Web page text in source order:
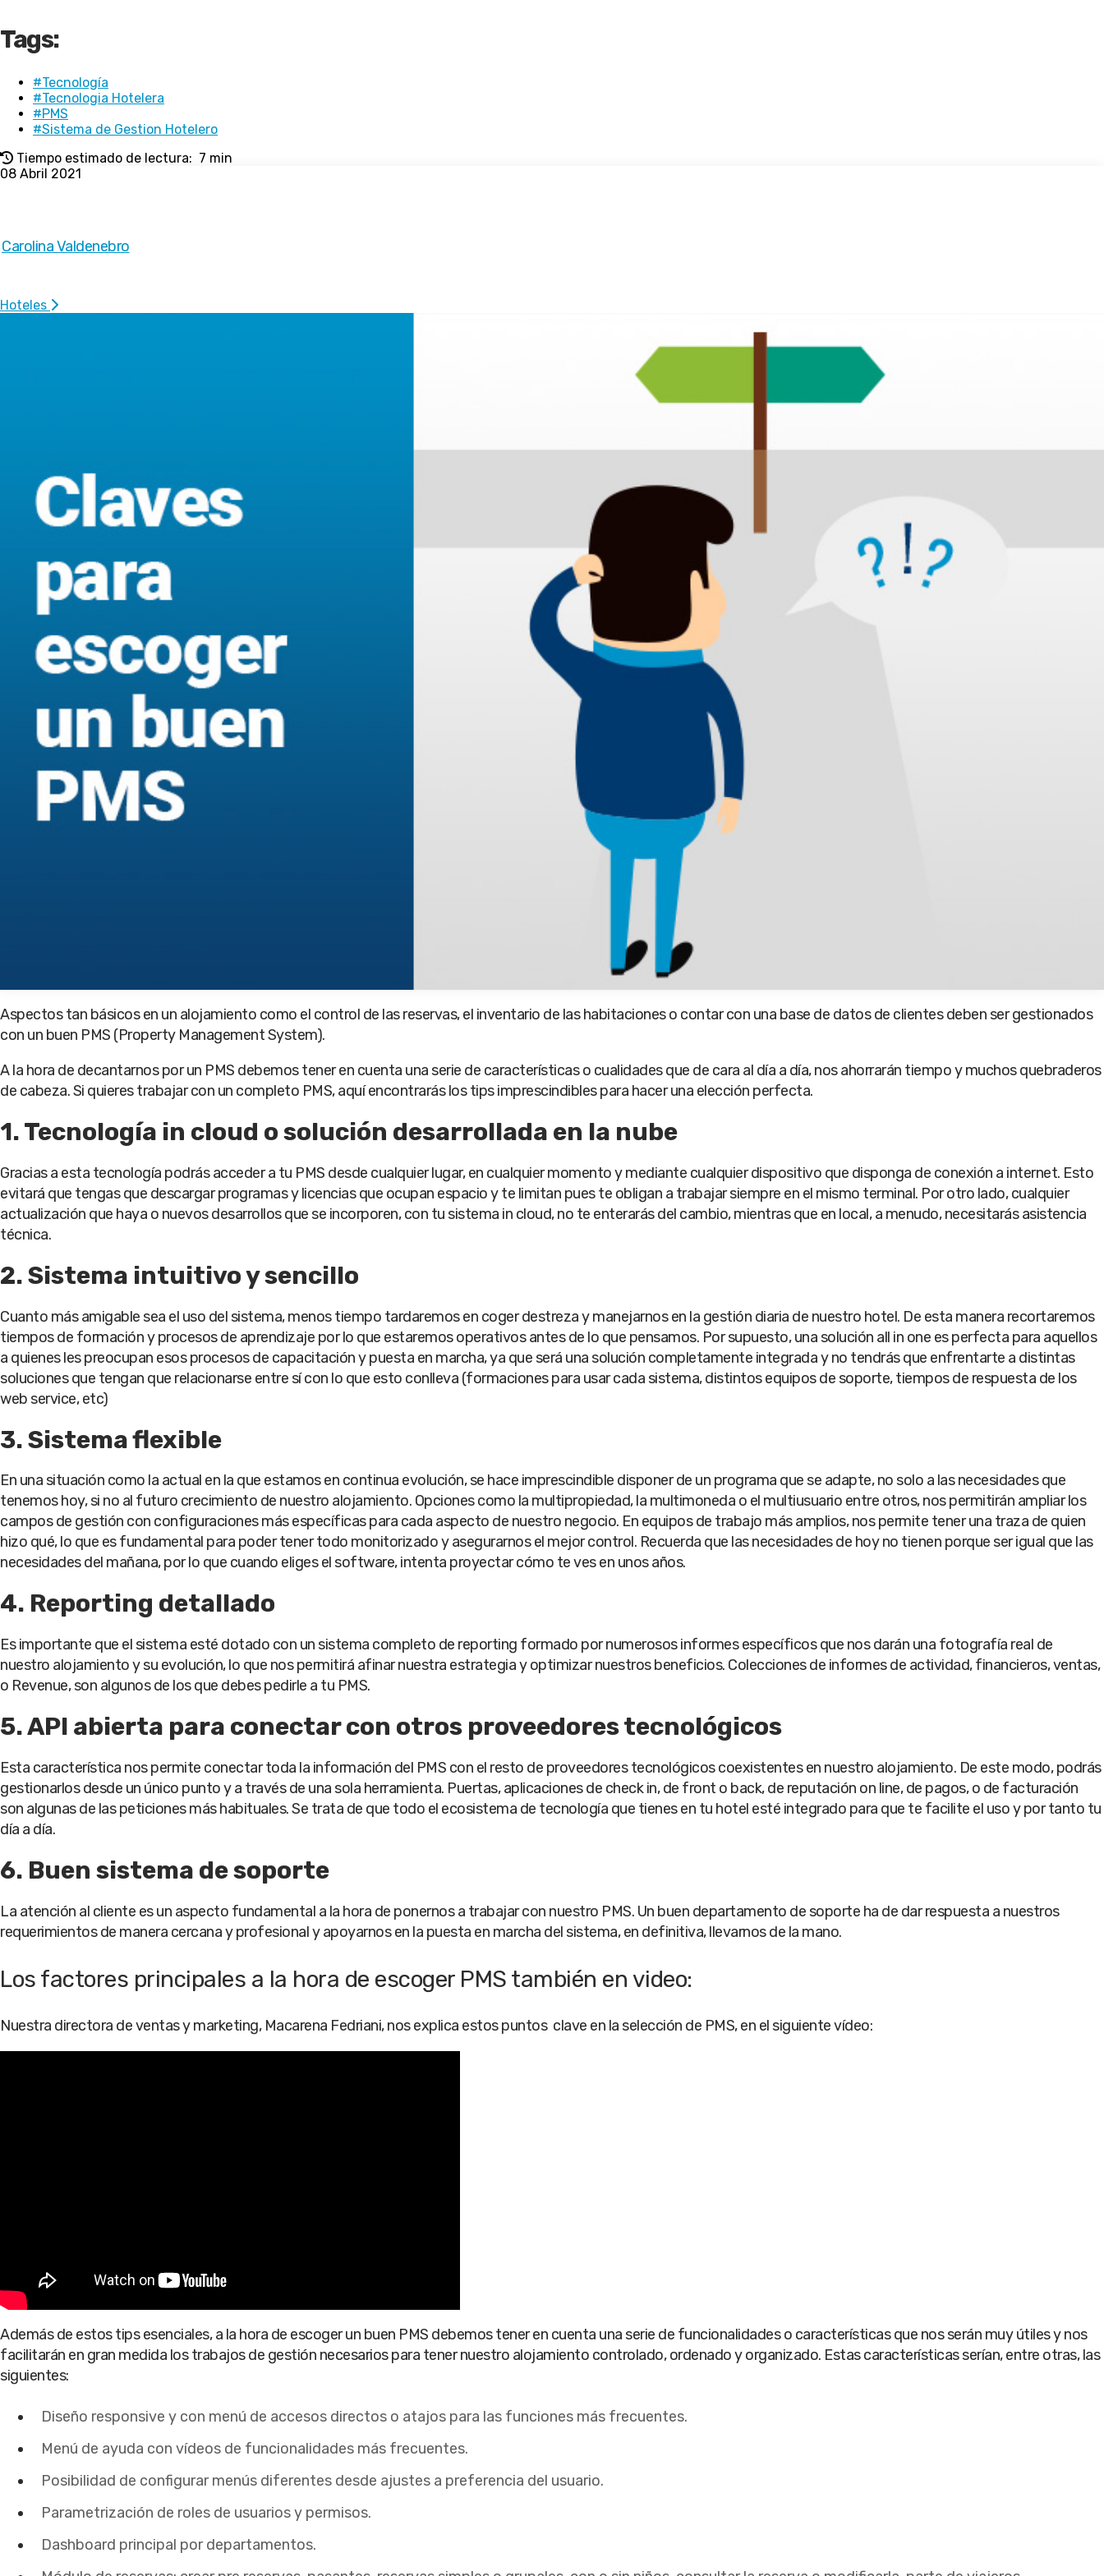
Tags:
#Tecnología
#Tecnologia Hotelera
#PMS
#Sistema de Gestion Hotelero
Tiempo estimado de lectura: 7 min
08 Abril 2021
Carolina Valdenebro
Hoteles
Aspectos tan básicos en un alojamiento como el control de las reservas, el inventario de las habitaciones o contar con una base de datos de clientes deben ser gestionados
con un buen PMS (Property Management System).
A la hora de decantarnos por un PMS debemos tener en cuenta una serie de características o cualidades que de cara al día a día, nos ahorrarán tiempo y muchos quebraderos
de cabeza. Si quieres trabajar con un completo PMS, aquí encontrarás los tips imprescindibles para hacer una elección perfecta.
1. Tecnología in cloud o solución desarrollada en la nube
Gracias a esta tecnología podrás acceder a tu PMS desde cualquier lugar, en cualquier momento y mediante cualquier dispositivo que disponga de conexión a internet. Esto
evitará que tengas que descargar programas y licencias que ocupan espacio y te limitan pues te obligan a trabajar siempre en el mismo terminal. Por otro lado, cualquier
actualización que haya o nuevos desarrollos que se incorporen, con tu sistema in cloud, no te enterarás del cambio, mientras que en local, a menudo, necesitarás asistencia
técnica.
2. Sistema intuitivo y sencillo
Cuanto más amigable sea el uso del sistema, menos tiempo tardaremos en coger destreza y manejarnos en la gestión diaria de nuestro hotel. De esta manera recortaremos
tiempos de formación y procesos de aprendizaje por lo que estaremos operativos antes de lo que pensamos. Por supuesto, una solución all in one es perfecta para aquellos
a quienes les preocupan esos procesos de capacitación y puesta en marcha, ya que será una solución completamente integrada y no tendrás que enfrentarte a distintas
soluciones que tengan que relacionarse entre sí con lo que esto conlleva (formaciones para usar cada sistema, distintos equipos de soporte, tiempos de respuesta de los
web service, etc)
3. Sistema flexible
En una situación como la actual en la que estamos en continua evolución, se hace imprescindible disponer de un programa que se adapte, no solo a las necesidades que
tenemos hoy, si no al futuro crecimiento de nuestro alojamiento. Opciones como la multipropiedad, la multimoneda o el multiusuario entre otros, nos permitirán ampliar los
campos de gestión con configuraciones más específicas para cada aspecto de nuestro negocio. En equipos de trabajo más amplios, nos permite tener una traza de quien
hizo qué, lo que es fundamental para poder tener todo monitorizado y asegurarnos el mejor control. Recuerda que las necesidades de hoy no tienen porque ser igual que las
necesidades del mañana, por lo que cuando eliges el software, intenta proyectar cómo te ves en unos años.
4. Reporting detallado
Es importante que el sistema esté dotado con un sistema completo de reporting formado por numerosos informes específicos que nos darán una fotografía real de
nuestro alojamiento y su evolución, lo que nos permitirá afinar nuestra estrategia y optimizar nuestros beneficios. Colecciones de informes de actividad, financieros, ventas,
o Revenue, son algunos de los que debes pedirle a tu PMS.
5. API abierta para conectar con otros proveedores tecnológicos
Esta característica nos permite conectar toda la información del PMS con el resto de proveedores tecnológicos coexistentes en nuestro alojamiento. De este modo, podrás
gestionarlos desde un único punto y a través de una sola herramienta. Puertas, aplicaciones de check in, de front o back, de reputación on line, de pagos, o de facturación
son algunas de las peticiones más habituales. Se trata de que todo el ecosistema de tecnología que tienes en tu hotel esté integrado para que te facilite el uso y por tanto tu
día a día.
6. Buen sistema de soporte
La atención al cliente es un aspecto fundamental a la hora de ponernos a trabajar con nuestro PMS. Un buen departamento de soporte ha de dar respuesta a nuestros
requerimientos de manera cercana y profesional y apoyarnos en la puesta en marcha del sistema, en definitiva, llevarnos de la mano.
Los factores principales a la hora de escoger PMS también en video:
Nuestra directora de ventas y marketing, Macarena Fedriani, nos explica estos puntos clave en la selección de PMS, en el siguiente vídeo:
Además de estos tips esenciales, a la hora de escoger un buen PMS debemos tener en cuenta una serie de funcionalidades o características que nos serán muy útiles y nos
facilitarán en gran medida los trabajos de gestión necesarios para tener nuestro alojamiento controlado, ordenado y organizado. Estas características serían, entre otras, las
siguientes:
Diseño responsive y con menú de accesos directos o atajos para las funciones más frecuentes.
Menú de ayuda con vídeos de funcionalidades más frecuentes.
Posibilidad de configurar menús diferentes desde ajustes a preferencia del usuario.
Parametrización de roles de usuarios y permisos.
Dashboard principal por departamentos.